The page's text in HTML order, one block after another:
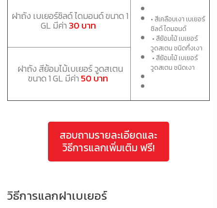
ฝาถัง เบเยอร์ชิลด์ ไดมอนด์ ขนาด 1
GL มีค่า 30 บาท
• สีเคลือบเงา เบเยอร์
ชิลด์ ไดมอนด์
• สีย้อมไม้ เบเยอร์
วูดสเตน ชนิดกึ่งเงา
• สีย้อมไม้ เบเยอร์
วูดสเตน ชนิดเงา
ฝาถัง สีย้อมไม้เบเยอร์ วูดสเตน
ขนาด 1 GL มีค่า 50 บาท
สอบถามรายละเอียดและ
วิธีการแลกเพิ่มเติม ฟรี!
วิธีการแลกฝาเบเยอร์